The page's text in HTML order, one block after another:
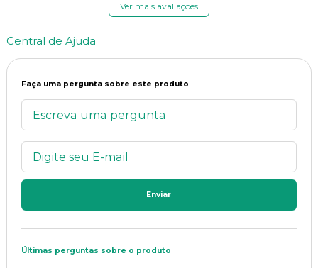
Ver mais avaliações
Central de Ajuda
Faça uma pergunta sobre este produto
Enviar
Últimas perguntas sobre o produto